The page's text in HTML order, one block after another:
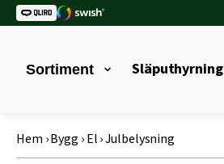
Sortiment Släputhyrning
Hem ›Bygg ›El›Julbelysning